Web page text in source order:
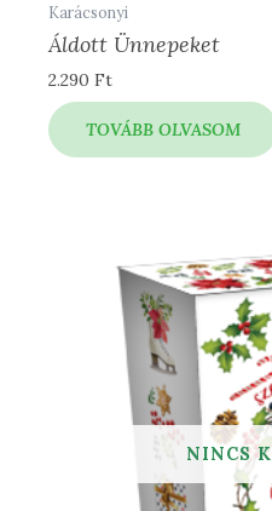
Karácsonyi
Áldott Ünnepeket
2.290 Ft
TOVÁBB OLVASOM